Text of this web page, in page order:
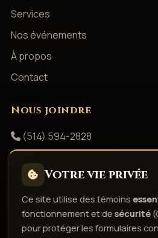
Services
Nos événements
À propos
Contact
Nous joindre
(514) 594-2828
Facebook
Politique de confidentialité
Votre vie privée
Ce site utilise des témoins
fonctionnement et desécurité
pour protéger les formulaires